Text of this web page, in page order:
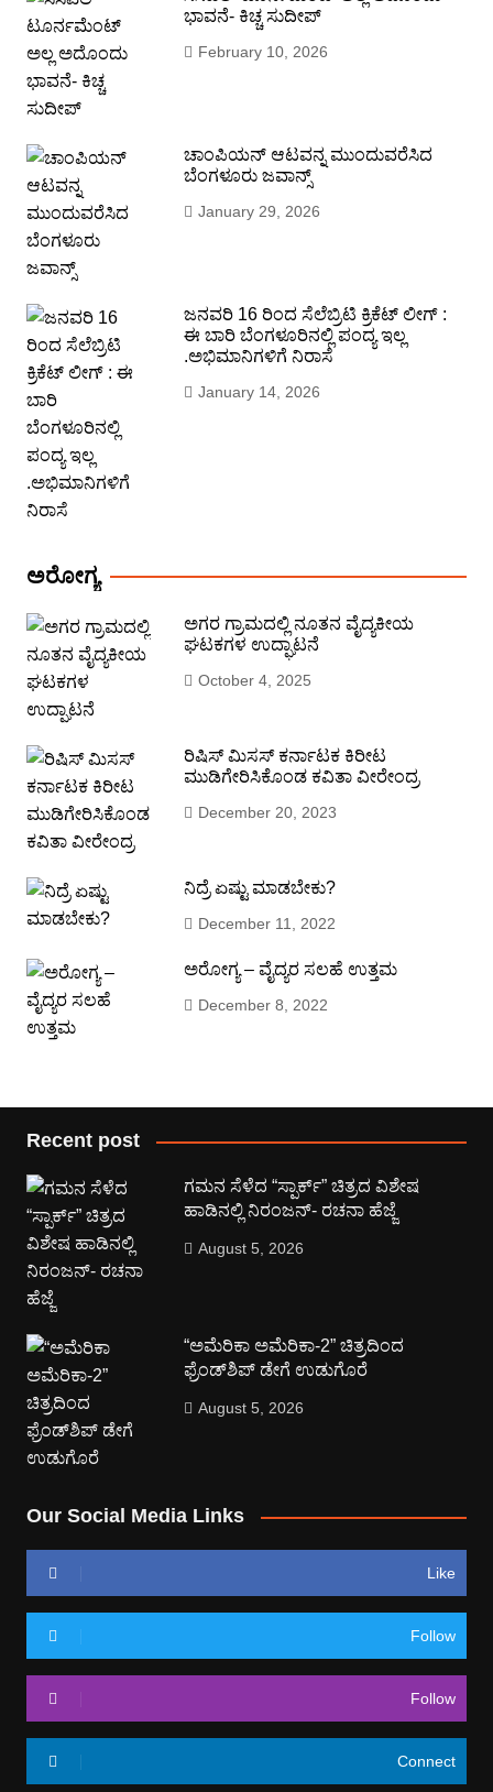
ಭಾವನೆ- ಕಿಚ್ಚ ಸುದೀಪ್
February 10, 2026
ಚಾಂಪಿಯನ್ ಆಟವನ್ನ ಮುಂದುವರೆಸಿದ
ಬೆಂಗಳೂರು ಜವಾನ್ಸ್
January 29, 2026
ಜನವರಿ 16 ರಿಂದ ಸೆಲೆಬ್ರಿಟಿ ಕ್ರಿಕೆಟ್ ಲೀಗ್ :
ಈ ಬಾರಿ ಬೆಂಗಳೂರಿನಲ್ಲಿ ಪಂದ್ಯ ಇಲ್ಲ
.ಅಭಿಮಾನಿಗಳಿಗೆ ನಿರಾಸೆ
January 14, 2026
ಅರೋಗ್ಯ
ಅಗರ ಗ್ರಾಮದಲ್ಲಿ ನೂತನ ವೈದ್ಯಕೀಯ
ಘಟಕಗಳ ಉದ್ಘಾಟನೆ
October 4, 2025
ರಿಷಿಸ್ ಮಿಸಸ್ ಕರ್ನಾಟಕ ಕಿರೀಟ
ಮುಡಿಗೇರಿಸಿಕೊಂಡ ಕವಿತಾ ವೀರೇಂದ್ರ
December 20, 2023
ನಿದ್ರೆ ಏಷ್ಟು ಮಾಡಬೇಕು?
December 11, 2022
ಅರೋಗ್ಯ – ವೈದ್ಯರ ಸಲಹೆ ಉತ್ತಮ
December 8, 2022
Recent post
ಗಮನ ಸೆಳೆದ “ಸ್ಪಾರ್ಕ್” ಚಿತ್ರದ ವಿಶೇಷ
ಹಾಡಿನಲ್ಲಿ ನಿರಂಜನ್- ರಚನಾ ಹೆಜ್ಜೆ
August 5, 2026
“ಅಮೆರಿಕಾ ಅಮೆರಿಕಾ-2” ಚಿತ್ರದಿಂದ
ಫ್ರೆಂಡ್‍ಶಿಪ್ ಡೇಗೆ ಉಡುಗೊರೆ
August 5, 2026
Our Social Media Links
Like
Follow
Follow
Connect